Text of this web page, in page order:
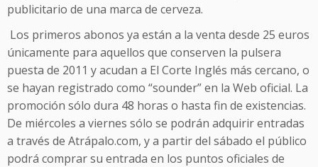
publicitario de una marca de cerveza.
Los primeros abonos ya están a la venta desde 25 euros
únicamente para aquellos que conserven la pulsera
puesta de 2011 y acudan a El Corte Inglés más cercano, o
se hayan registrado como “sounder” en la Web oficial. La
promoción sólo dura 48 horas o hasta fin de existencias.
De miércoles a viernes sólo se podrán adquirir entradas
a través de Atrápalo.com, y a partir del sábado el público
podrá comprar su entrada en los puntos oficiales de